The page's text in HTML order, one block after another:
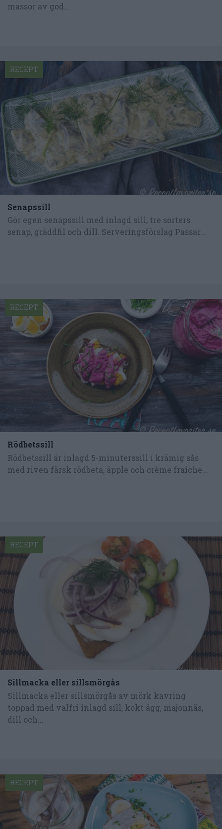
massor av god...
Senapssill
Gör egen senapssill med inlagd sill, tre sorters
senap, gräddfil och dill. Serveringsförslag Passar...
RECEPT
Rödbetssill
Rödbetssill är inlagd 5-minuterssill i krämig sås
med riven färsk rödbeta, äpple och crème fraiche...
RECEPT
Sillmacka eller sillsmörgås
Sillmacka eller sillsmörgås av mörk kavring
toppad med valfri inlagd sill, kokt ägg, majonnäs,
dill och...
RECEPT
RECEPT